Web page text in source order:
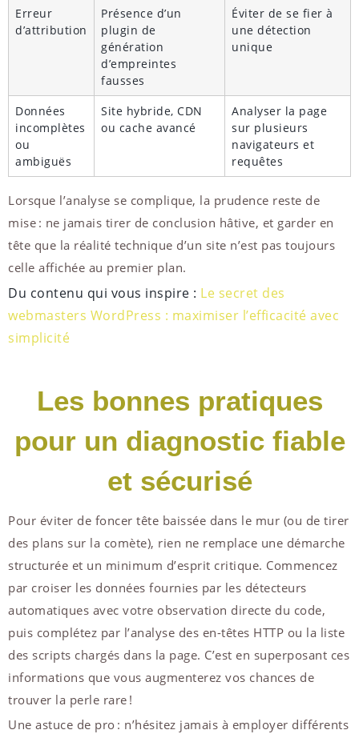
Erreur
d’attribution
Présence d’un
plugin de
génération
d’empreintes
fausses
Éviter de se fier à
une détection
unique
Données
incomplètes
ou
ambiguës
Site hybride, CDN
ou cache avancé
Analyser la page
sur plusieurs
navigateurs et
requêtes
Lorsque l’analyse se complique, la prudence reste de
mise : ne jamais tirer de conclusion hâtive, et garder en
tête que la réalité technique d’un site n’est pas toujours
celle affichée au premier plan.
Du contenu qui vous inspire : Le secret des
webmasters WordPress : maximiser l’efficacité avec
simplicité
Les bonnes pratiques
pour un diagnostic fiable
et sécurisé
Pour éviter de foncer tête baissée dans le mur (ou de tirer
des plans sur la comète), rien ne remplace une démarche
structurée et un minimum d’esprit critique. Commencez
par croiser les données fournies par les détecteurs
automatiques avec votre observation directe du code,
puis complétez par l’analyse des en-têtes HTTP ou la liste
des scripts chargés dans la page. C’est en superposant ces
informations que vous augmenterez vos chances de
trouver la perle rare !
Une astuce de pro : n’hésitez jamais à employer différents